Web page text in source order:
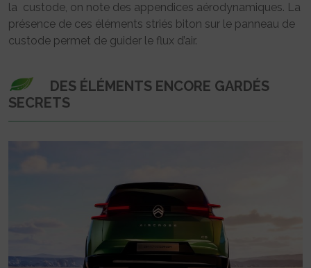
la custode, on note des appendices aérodynamiques. La
présence de ces éléments striés biton sur le panneau de
custode permet de guider le flux d’air.
DES ÉLÉMENTS ENCORE GARDÉS
SECRETS